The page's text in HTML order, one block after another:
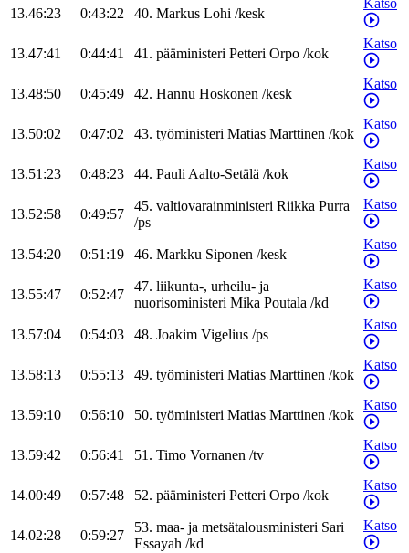
13.46:23 0:43:22 40. Markus Lohi /kesk
Katso
13.47:41 0:44:41 41. pääministeri Petteri Orpo /kok
Katso
13.48:50 0:45:49 42. Hannu Hoskonen /kesk
Katso
13.50:02 0:47:02 43. työministeri Matias Marttinen /kok
Katso
13.51:23 0:48:23 44. PauliAalto-Setälä /kok
Katso
13.52:58 0:49:57
45. valtiovarainministeri Riikka Purra
/ps
Katso
13.54:20 0:51:19 46. Markku Siponen /kesk
Katso
13.55:47 0:52:47
47. liikunta-, urheilu- ja
nuorisoministeri Mika Poutala /kd
Katso
13.57:04 0:54:03 48. Joakim Vigelius /ps
Katso
13.58:13 0:55:13 49. työministeri Matias Marttinen /kok
Katso
13.59:10 0:56:10 50. työministeri Matias Marttinen /kok
Katso
13.59:42 0:56:41 51. Timo Vornanen /tv
Katso
14.00:49 0:57:48 52. pääministeri Petteri Orpo /kok
Katso
14.02:28 0:59:27
53. maa- ja metsätalousministeri Sari
Essayah /kd
Katso